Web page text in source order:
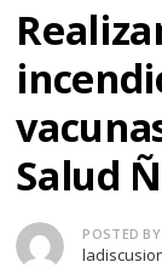
Salud
Author
POSTED BY